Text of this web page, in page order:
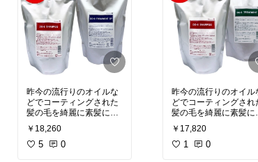
昨今の流行りのオイルな
どでコーティングされた
髪の毛を綺麗に素髪に戻
してくれる
本来の髪の毛の良さが戻
ることで本当に綺麗にな
￥18,260
5 0
昨今の流行りのオイル
どでコーティングされ
髪の毛を綺麗に素髪に
してくれる
本来の髪の毛の良さが戻
ることで本当に綺麗にな
￥17,820
1 0